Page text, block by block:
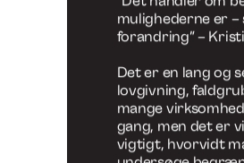
hvilke krav de
forbrugerne stiller
DDC både med
fører ikke altid
og en
manglende